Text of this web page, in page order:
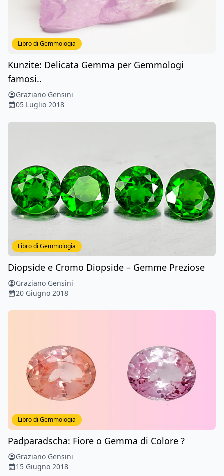
Libro di Gemmologia
Kunzite: Delicata Gemma per Gemmologi
famosi..
Graziano Gensini
05 Luglio 2018
Libro di Gemmologia
Diopside e Cromo Diopside – Gemme Preziose
Graziano Gensini
20 Giugno 2018
Libro di Gemmologia
Padparadscha: Fiore o Gemma di Colore ?
Graziano Gensini
15 Giugno 2018